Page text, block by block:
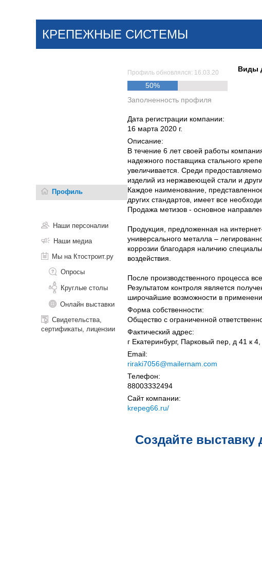
Поиск
НОВОСТИ СТАТЬИ КОМПАНИИ
КРЕПЕЖНЫЕ СИСТЕМЫ
Профиль
Наши персоналии
Наши медиа
Мы на Ктостроит.ру
Опросы
Круглые столы
Онлайн выставки
Свидетельства,
сертификаты, лицензии
Профиль обновлялся: 16.03.20
50%
Заполненность профиля
Виды
Дата регистрации компании:
16 марта 2020 г.
Описание:
В течение 6 лет своей работы
надежного поставщика стального
увеличивается. Среди
изделий из нержавеющей стали и
Каждое наименование,
других стандартов, имеет все
Продажа метизов - основное
Продукция, предложенная на
универсального металла –
коррозии благодаря наличию
воздействия.
После производственного процесса
Результатом контроля является
широчайшие возможности в
Форма собственности:
Общество с ограниченной
Фактический адрес:
г Екатеринбург, Парковый пер, д 41 к
Email:
riraki7056@mailernam.com
Телефон:
88003332494
Сайт компании:
krepeg66.ru/
Создайте